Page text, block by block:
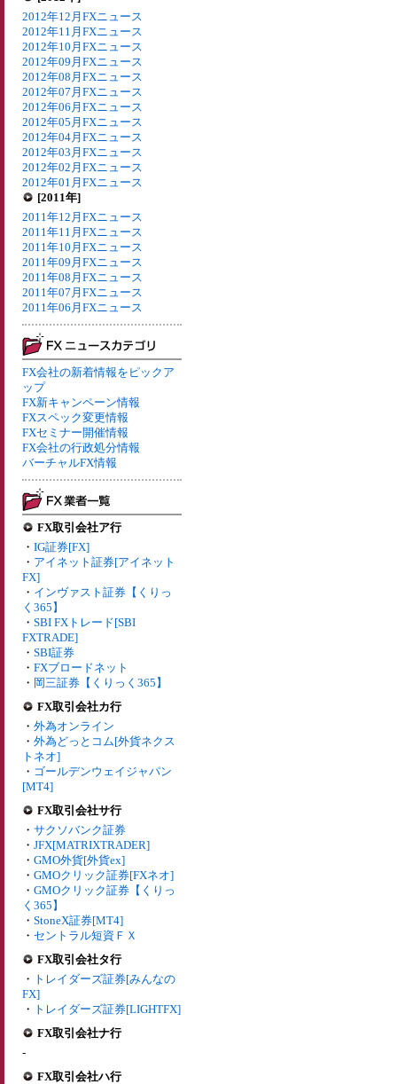
2012年12月FXニュース
2012年11月FXニュース
2012年10月FXニュース
2012年09月FXニュース
2012年08月FXニュース
2012年07月FXニュース
2012年06月FXニュース
2012年05月FXニュース
2012年04月FXニュース
2012年03月FXニュース
2012年02月FXニュース
2012年01月FXニュース
[2011年]
2011年12月FXニュース
2011年11月FXニュース
2011年10月FXニュース
2011年09月FXニュース
2011年08月FXニュース
2011年07月FXニュース
2011年06月FXニュース
FX会社の新着情報をピックア
ップ
FX新キャンペーン情報
FXスペック変更情報
FXセミナー開催情報
FX会社の行政処分情報
バーチャルFX情報
FX取引会社ア行
・ IG証券[FX]
・ アイネット証券[アイネット
FX]
・ インヴァスト証券【くりっ
く365】
・ SBI FXトレード[SBI
FXTRADE]
・ SBI証券
・ FXブロードネット
・ 岡三証券【くりっく365】
FX取引会社カ行
・ 外為オンライン
・ 外為どっとコム[外貨ネクス
トネオ]
・ ゴールデンウェイジャパン
[MT4]
FX取引会社サ行
・ サクソバンク証券
・ JFX[MATRIXTRADER]
・ GMO外貨[外貨ex]
・ GMOクリック証券[FXネオ]
・ GMOクリック証券【くりっ
く365】
・ StoneX証券[MT4]
・ セントラル短資ＦＸ
FX取引会社タ行
・ トレイダーズ証券[みんなの
FX]
・ トレイダーズ証券[LIGHTFX]
FX取引会社ナ行
-
FX取引会社ハ行